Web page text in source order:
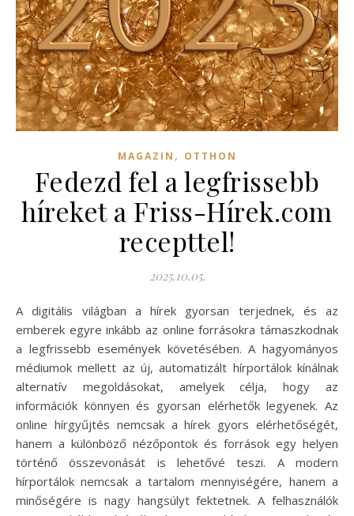
MAGAZIN , OTTHON
Fedezd fel a legfrissebb
híreket a Friss-Hírek.com
recepttel!
2025.10.05.
A digitális világban a hírek gyorsan terjednek, és az
emberek egyre inkább az online forrásokra támaszkodnak
a legfrissebb események követésében. A hagyományos
médiumok mellett az új, automatizált hírportálok kínálnak
alternatív megoldásokat, amelyek célja, hogy az
információk könnyen és gyorsan elérhetők legyenek. Az
online hírgyűjtés nemcsak a hírek gyors elérhetőségét,
hanem a különböző nézőpontok és források egy helyen
történő összevonását is lehetővé teszi. A modern
hírportálok nemcsak a tartalom mennyiségére, hanem a
minőségére is nagy hangsúlyt fektetnek. A felhasználók